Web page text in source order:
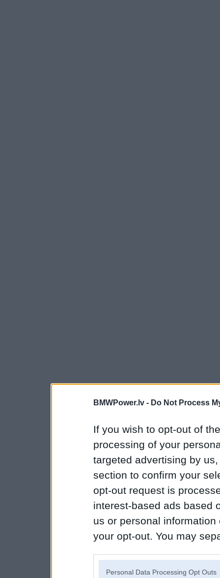
BMWPower.lv - Do Not Process
If you wish to opt-out of
processing of your
targeted advertising by
section to confirm your
opt-out request is
interest-based ads based
us or personal
your opt-out. You may
Personal Data Processing Opt Outs